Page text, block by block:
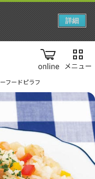
online
フードピラフ
詳細